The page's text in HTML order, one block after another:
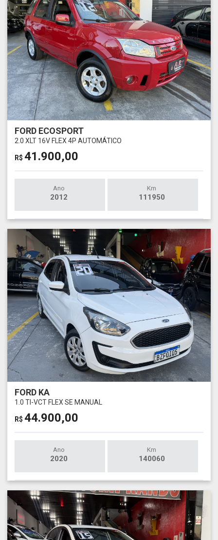
FORD ECOSPORT
2.0 XLT 16V FLEX 4P AUTOMÁTICO
R$ 41.900,00
Ano
2012
Km
111950
FORD KA
1.0 TI-VCT FLEX SE MANUAL
R$ 44.900,00
Ano
2020
Km
140060